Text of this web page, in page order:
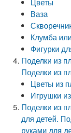
Ваза
Клумба
Фигурки
Поделки из
Поделки из
Цветы из
Игрушки
Поделки из
для детей.
руками для